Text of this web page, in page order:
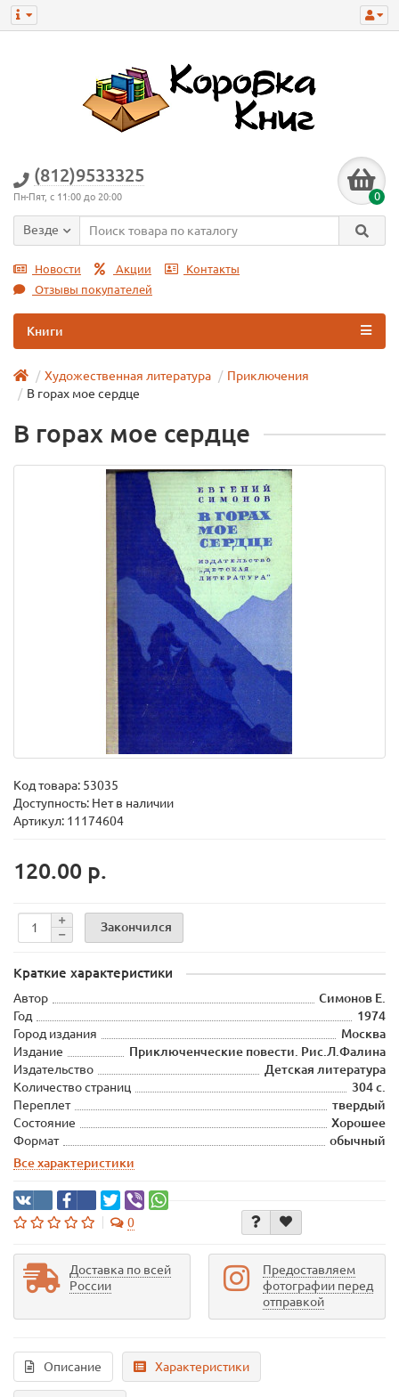
(812)9533325
Пн-Пят, с 11:00 до 20:00 0
Везде
Новости Акции
Контакты
Отзывы покупателей
Книги
Художественная литература
Приключения
В горах мое сердце
В горах мое сердце
Код товара: 53035
Доступность: Нет в наличии
Артикул: 11174604
120.00 р.
Закончился
Краткие характеристики
Автор
Симонов Е.
Год
1974
Город издания
Москва
Издание
Приключенческие повести. Рис.Л.Фалина
Издательство
Детская литература
Количество страниц
304 с.
Переплет
твердый
Состояние
Хорошее
Формат
обычный
Все характеристики
0
Доставка по всей
России
Предоставляем
фотографии перед
отправкой
Описание Характеристики